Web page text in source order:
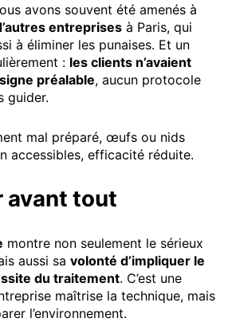
avons souvent été amenés à
entreprises à Paris, qui
à éliminer les punaises. Et un
: les clients n’avaient
préalable, aucun protocole
guider.
mal préparé, œufs ou nids
accessibles, efficacité réduite.
avant tout
montre non seulement le sérieux
aussi sa volonté d’impliquer le
du traitement. C’est une
maîtrise la technique, mais
l’environnement.